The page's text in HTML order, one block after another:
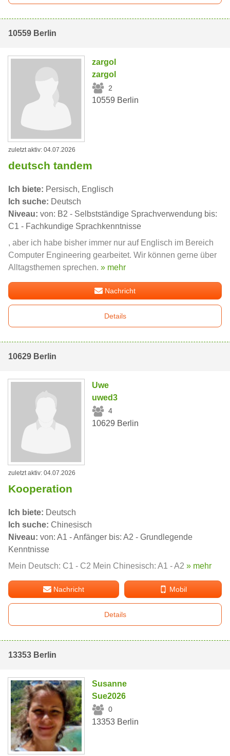
10559 Berlin
zargol
zargol
2
10559 Berlin
zuletzt aktiv: 04.07.2026
deutsch tandem
Ich biete: Persisch, Englisch
Ich suche: Deutsch
Niveau: von: B2 - Selbstständige Sprachverwendung bis:
C1 - Fachkundige Sprachkenntnisse
, aber ich habe bisher immer nur auf Englisch im Bereich
Computer Engineering gearbeitet. Wir können gerne über
Alltagsthemen sprechen. » mehr
Nachricht
Details
10629 Berlin
Uwe
uwed3
4
10629 Berlin
zuletzt aktiv: 04.07.2026
Kooperation
Ich biete: Deutsch
Ich suche: Chinesisch
Niveau: von: A1 - Anfänger bis: A2 - Grundlegende
Kenntnisse
Mein Deutsch: C1 - C2 Mein Chinesisch: A1 - A2 » mehr
Nachricht Mobil
Details
13353 Berlin
Susanne
Sue2026
0
13353 Berlin